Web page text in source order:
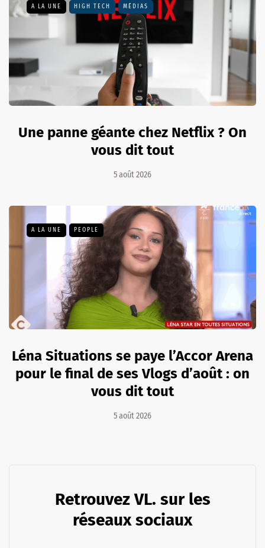
A LA UNE HIGH TECH MÉDIAS
Une panne géante chez Netflix ? On
vous dit tout
5 août 2026
A LA UNE PEOPLE
Léna Situations se paye l’Accor Arena
pour le final de ses Vlogs d’août : on
vous dit tout
5 août 2026
Retrouvez VL. sur les
réseaux sociaux